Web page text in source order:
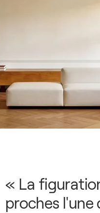
« La
proches l'une